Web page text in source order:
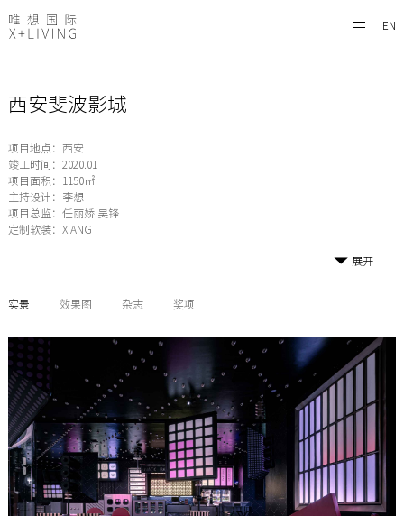
EN
西安斐波影城
项目地点：西安
竣工时间：2020.01
项目面积：1150㎡
主持设计：李想
项目总监：任丽娇 吴锋
定制软装：XIANG
展开
实景 效果图 杂志 奖项